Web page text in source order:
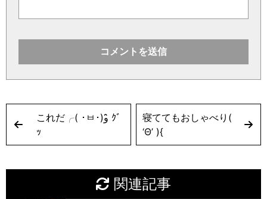
これだ╭( ･ㅂ･)و ̑̑ｸﾞ
ｯ
寝ててもおしゃべり(
‘Θ’ ){
関連記事